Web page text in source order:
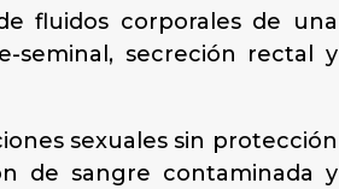
fluidos corporales de una
seminal, secreción rectal y
sexuales sin protección
de sangre contaminada y